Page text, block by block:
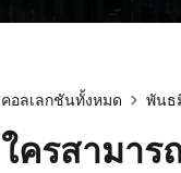
คอลเลกชันทั้งหมด พันธ
ใครสามาร